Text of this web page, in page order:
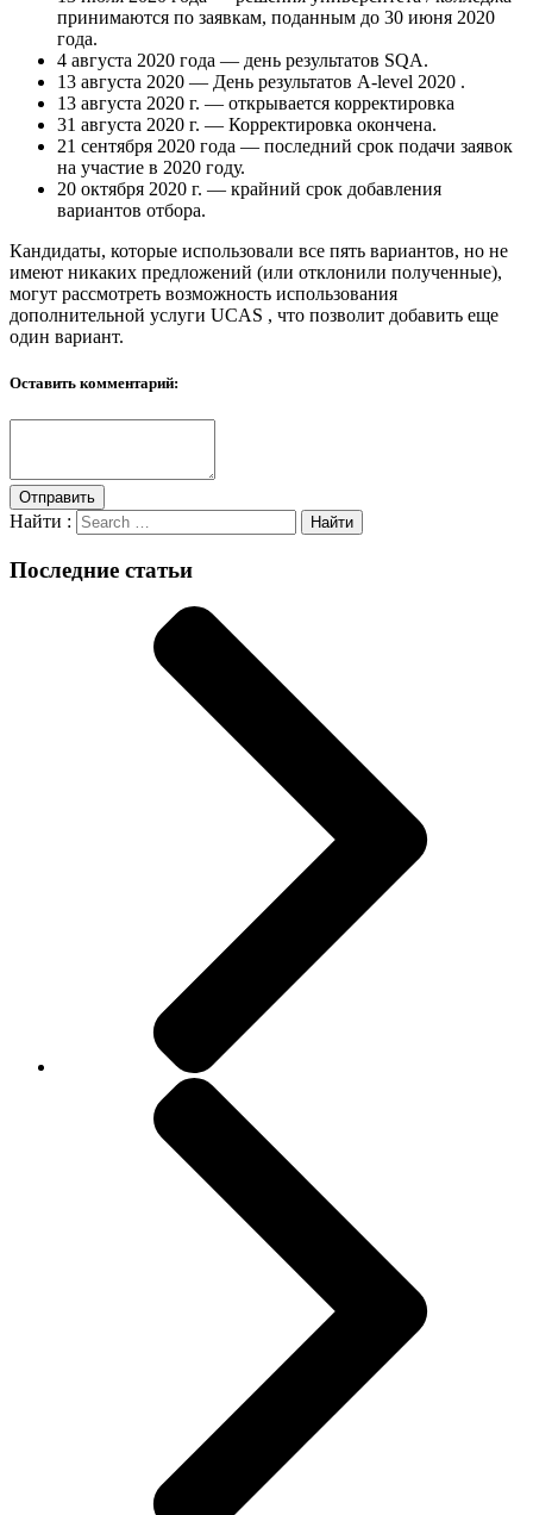
принимаются по заявкам, поданным до 30 июня 2020
года.
4 августа 2020 года — день результатов SQA.
13 августа 2020 — День результатов A-level 2020 .
13 августа 2020 г. — открывается корректировка
31 августа 2020 г. — Корректировка окончена.
21 сентября 2020 года — последний срок подачи заявок
на участие в 2020 году.
20 октября 2020 г. — крайний срок добавления
вариантов отбора.
Кандидаты, которые использовали все пять вариантов, но не
имеют никаких предложений (или отклонили полученные),
могут рассмотреть возможность использования
дополнительной услуги UCAS , что позволит добавить еще
один вариант.
Оставить комментарий:
Отправить
Найти :
Последние статьи